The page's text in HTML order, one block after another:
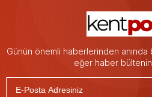
Günün önemli haberlerinden anında
eğer haber